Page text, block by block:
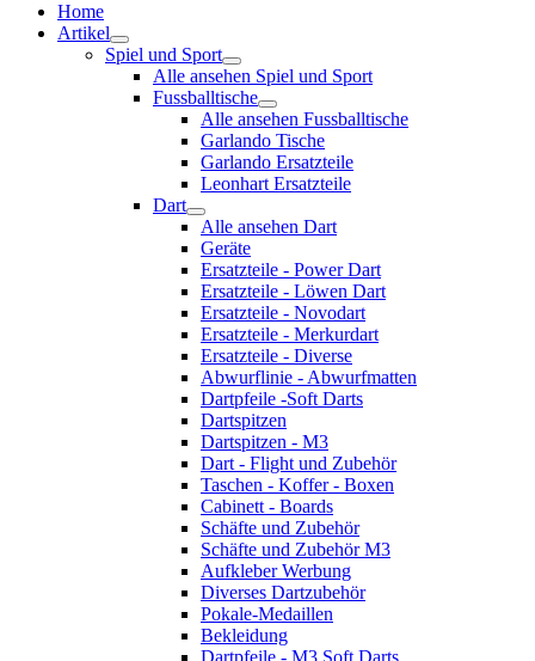
Home
Artikel
Spiel und Sport
Alle ansehen Spiel und Sport
Fussballtische
Alle ansehen Fussballtische
Garlando Tische
Garlando Ersatzteile
Leonhart Ersatzteile
Dart
Alle ansehen Dart
Geräte
Ersatzteile - Power Dart
Ersatzteile - Löwen Dart
Ersatzteile - Novodart
Ersatzteile - Merkurdart
Ersatzteile - Diverse
Abwurflinie - Abwurfmatten
Dartpfeile -Soft Darts
Dartspitzen
Dartspitzen - M3
Dart - Flight und Zubehör
Taschen - Koffer - Boxen
Cabinett - Boards
Schäfte und Zubehör
Schäfte und Zubehör M3
Aufkleber Werbung
Diverses Dartzubehör
Pokale-Medaillen
Bekleidung
Dartpfeile - M3 Soft Darts